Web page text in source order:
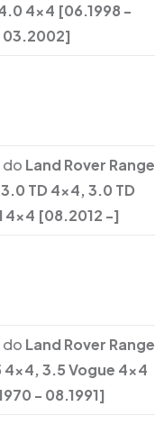
4x4 [06.1998 -
03.2002]
do Land Rover Range
3.0 TD 4x4, 3.0 TD
4x4 [08.2012 -]
do Land Rover Range
4x4, 3.5 Vogue 4x4
- 08.1991]